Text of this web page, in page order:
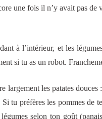
une fois il n’y avait pas
à l’intérieur, et les
si tu as un robot.
largement les patates
tu préfères les pommes de
selon ton goût